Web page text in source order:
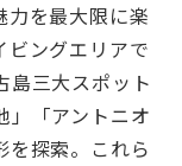
力を最大限に楽
ビングエリアで
島三大スポット
」「アントニオ
を探索。これら